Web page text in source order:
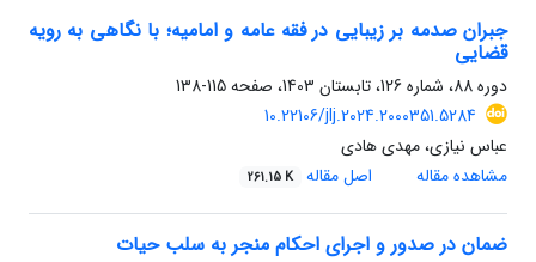
جبران صدمه بر زیبایی در فقه عامه و امامیه؛ با نگاهی به رویه
قضایی
دوره 88، شماره 126، تابستان 1403، صفحه
115-138
10.22106/jlj.2024.2000351.5284
عباس نیازی، مهدی هادی
مشاهده مقاله
اصل مقاله 261.15 K
ضمان در صدور و اجرای احکام منجر به سلب حیات